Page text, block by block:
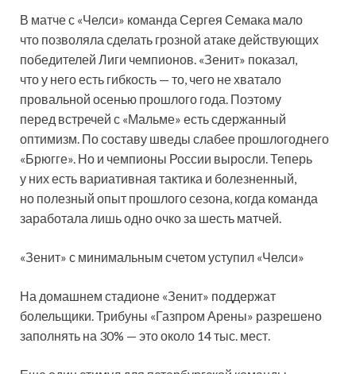
В матче с «Челси» команда Сергея Семака мало
что позволяла сделать грозной атаке действующих
победителей Лиги чемпионов. «Зенит» показал,
что у него есть гибкость — то, чего не хватало
провальной осенью прошлого года. Поэтому
перед встречей с «Мальме» есть сдержанный
оптимизм. По составу шведы слабее прошлогоднего
«Брюгге». Но и чемпионы России выросли. Теперь
у них есть вариативная тактика и болезненный,
но полезный опыт прошлого сезона, когда команда
заработала лишь одно очко за шесть матчей.
«Зенит» с минимальным счетом уступил «Челси»
На домашнем стадионе «Зенит» поддержат
болельщики. Трибуны «Газпром Арены» разрешено
заполнять на 30% — это около 14 тыс. мест.